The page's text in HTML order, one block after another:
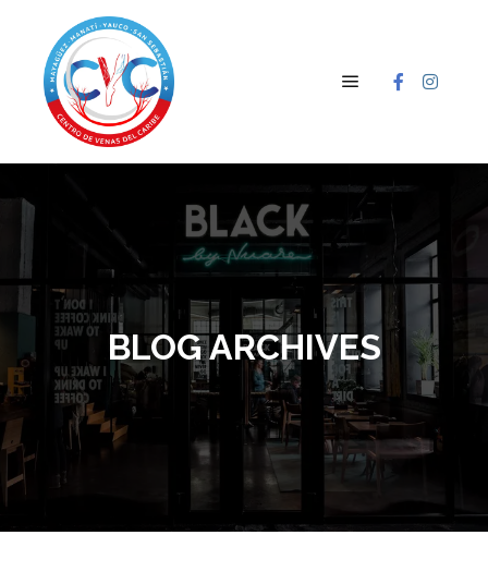
BLOG ARCHIVES